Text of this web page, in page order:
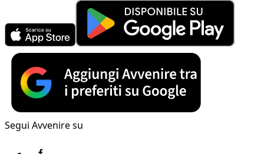
Segui Avvenire su